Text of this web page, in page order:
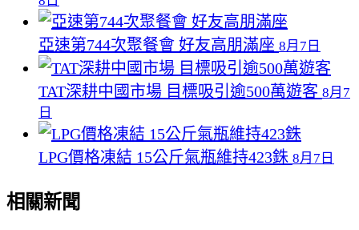
亞速第744次聚餐會 好友高朋滿座 8月7日
TAT深耕中國市場 目標吸引逾500萬遊客 8月7
日
LPG價格凍結 15公斤氣瓶維持423銖 8月7日
相關新聞